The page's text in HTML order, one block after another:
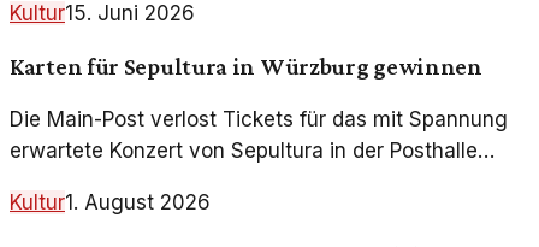
zahlreiche Veranstaltungen freuen.
Kultur15. Juni 2026
Karten für Sepultura in Würzburg gewinnen
Die Main-Post verlost Tickets für das mit Spannung
erwartete Konzert von Sepultura in der Posthalle
Kultur1. August 2026